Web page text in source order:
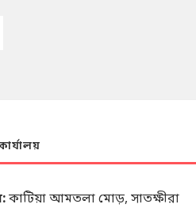
কাটিয়া আমতলা মোড়, সাতক্ষীরা